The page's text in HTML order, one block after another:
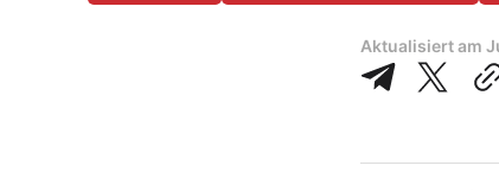
Aktualisiert am